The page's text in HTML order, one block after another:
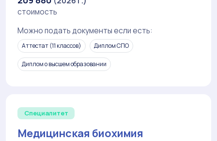
стоимость
Можно подать документы если есть:
Аттестат (11 классов) Диплом СПО
Диплом о высшем образовании
Специалитет
Медицинская биохимия